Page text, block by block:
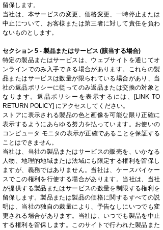
留保します。
当社は、本サービスの変更、価格変更、一時停止または
中止について、お客様または第三者に対して責任を負わ
ないものとします。
セクション 5 - 製品またはサービス (該当する場合)
特定の製品またはサービスは、ウェブサイトを通じてオ
ンラインでのみ入手できる場合があります。これらの製
品またはサービスは数量が限られている場合があり、当
社の返品ポリシーに従ってのみ返品または交換の対象と
なります。返品ポリシーを表示するには、[LINK TO
RETURN POLICY] にアクセスしてください。
ストアに表示される製品の色と画像を可能な限り正確に
表示するようにあらゆる努力を払っています。お使いの
コンピュータ モニタの表示が正確であることを保証する
ことはできません。
当社は、当社の製品またはサービスの販売を、いかなる
人物、地理的地域または法域にも限定する権利を留保し
ますが、義務ではありません。当社は、ケースバイケー
スでこの権利を行使する場合があります。当社は、当社
が提供する製品またはサービスの数量を制限する権利を
留保します。製品または製品の価格に関するすべての説
明は、当社の独自の裁量により、予告なしにいつでも変
更される場合があります。当社は、いつでも製品を中止
する権利を留保します。このサイトで行われた製品また